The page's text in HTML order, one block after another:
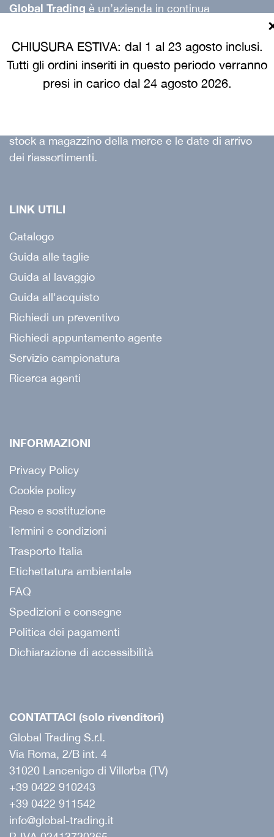
CHIUSURA ESTIVA: dal 1 al 23 agosto inclusi.
Tutti gli ordini inseriti in questo periodo verranno
presi in carico dal 24 agosto 2026.
Global Trading è un’azienda in continua
vendite in Italia, proponendo un abbigliamento
professionale che garantisce idoneità all’uso,
durata nel tempo con ottime vestibilità e stile con
un ottimo rapporto qualità prezzo.
stock a magazzino della merce e le date di arrivo
dei riassortimenti.
LINK UTILI
Catalogo
Guida alle taglie
Guida al lavaggio
Guida all'acquisto
Richiedi un preventivo
Richiedi appuntamento agente
Servizio campionatura
Ricerca agenti
INFORMAZIONI
Privacy Policy
Cookie policy
Reso e sostituzione
Termini e condizioni
Trasporto Italia
Etichettatura ambientale
FAQ
Spedizioni e consegne
Politica dei pagamenti
Dichiarazione di accessibilità
CONTATTACI (solo rivenditori)
Global Trading S.r.l.
Via Roma, 2/B int. 4
31020 Lancenigo di Villorba (TV)
+39 0422 910243
+39 0422 911542
info@global-trading.it